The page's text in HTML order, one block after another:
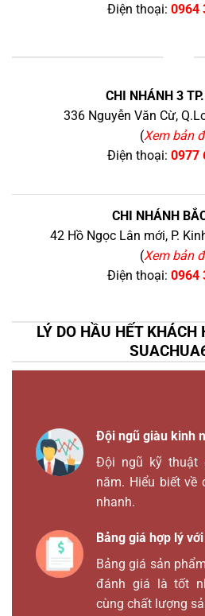
Điện thoại: 0964
CHI NHÁNH 3
336 Nguyễn Văn Cừ,
(Xem bản
Điện thoại: 0977
CHI NHÁNH
42 Hồ Ngọc Lân mới, P.
(Xem bản
Điện thoại: 0964
LÝ DO HẦU HẾT KHÁCH
Đội ngũ giàu kinh
Đội ngũ kỹ thuật
năm. Hiểu biết về
nhanh.
Bảng giá hợp lý
Bảng giá sản
đánh giá là tốt
cùng chất lượng